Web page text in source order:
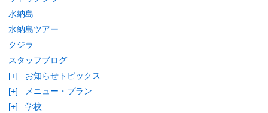
水納島
水納島ツアー
クジラ
スタッフブログ
[+]
お知らせトピックス
[+]
メニュー・プラン
[+]
学校